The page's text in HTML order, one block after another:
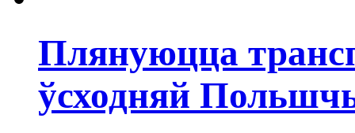
Плянуюцца
ўсходняй